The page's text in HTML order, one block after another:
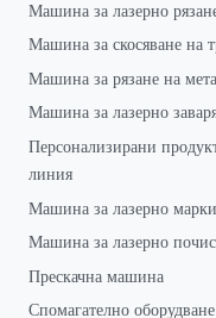
Машина за лазерно
Машина за скосяване на
Машина за рязане на
Машина за лазерно
Персонализирани
линия
Машина за лазерно
Машина за лазерно
Прескачна машина
Спомагателно